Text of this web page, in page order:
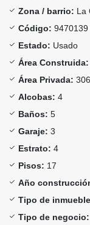
Zona / barrio: La
Código: 9470139
Estado: Usado
Área Construida:
Área Privada:
Alcobas: 4
Baños: 5
Garaje: 3
Estrato: 4
Pisos: 17
Año
Tipo de
Tipo de negocio: